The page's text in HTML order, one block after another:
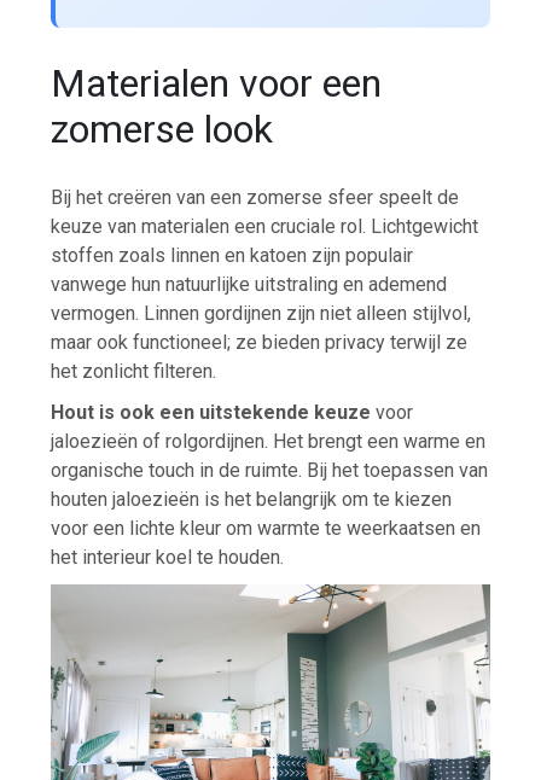
Materialen voor een
zomerse look
Bij het creëren van een zomerse sfeer speelt de
keuze van materialen een cruciale rol. Lichtgewicht
stoffen zoals linnen en katoen zijn populair
vanwege hun natuurlijke uitstraling en ademend
vermogen. Linnen gordijnen zijn niet alleen stijlvol,
maar ook functioneel; ze bieden privacy terwijl ze
het zonlicht filteren.
Hout is ook een uitstekende keuze voor
jaloezieën of rolgordijnen. Het brengt een warme en
organische touch in de ruimte. Bij het toepassen van
houten jaloezieën is het belangrijk om te kiezen
voor een lichte kleur om warmte te weerkaatsen en
het interieur koel te houden.